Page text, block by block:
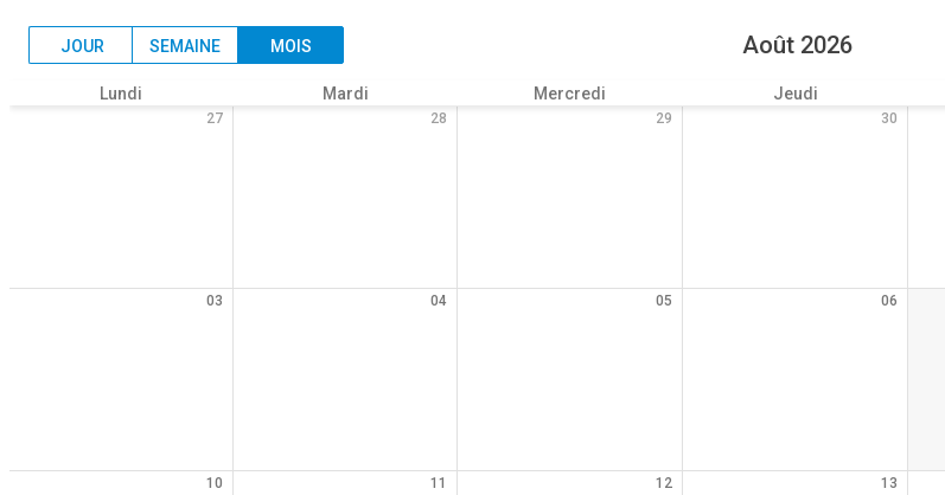
Août 2026
JOUR SEMAINE MOIS
Lundi Mardi Mercredi Jeudi
27 28 29 30
03 04 05 06
10 11 12 13